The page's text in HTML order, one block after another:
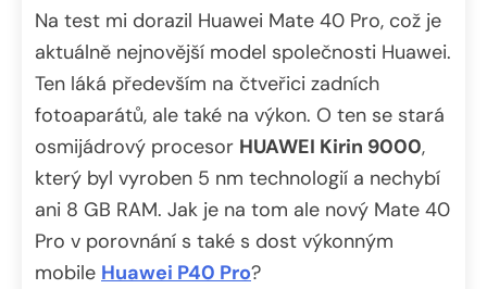
Na test mi dorazil Huawei Mate 40 Pro, což je
aktuálně nejnovější model společnosti Huawei.
Ten láká především na čtveřici zadních
fotoaparátů, ale také na výkon. O ten se stará
osmijádrový procesor HUAWEI Kirin 9000,
který byl vyroben 5 nm technologií a nechybí
ani 8 GB RAM. Jak je na tom ale nový Mate 40
Pro v porovnání s také s dost výkonným
mobile Huawei P40 Pro?